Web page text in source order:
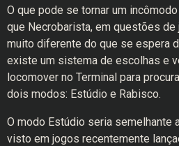
O que pode se tornar um
que Necrobarista, em questões
muito diferente do que se espera
existe um sistema de escolhas e
locomover no Terminal para
dois modos: Estúdio e Rabisco.
O modo Estúdio seria semelhante
visto em jogos recentemente